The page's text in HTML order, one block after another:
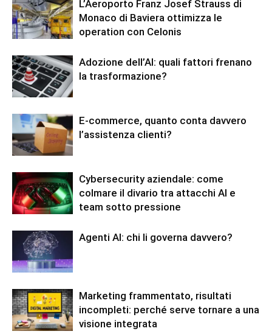
L’Aeroporto Franz Josef Strauss di
Monaco di Baviera ottimizza le
operation con Celonis
Adozione dell’AI: quali fattori frenano
la trasformazione?
E-commerce, quanto conta davvero
l’assistenza clienti?
Cybersecurity aziendale: come
colmare il divario tra attacchi AI e
team sotto pressione
Agenti AI: chi li governa davvero?
Marketing frammentato, risultati
incompleti: perché serve tornare a una
visione integrata